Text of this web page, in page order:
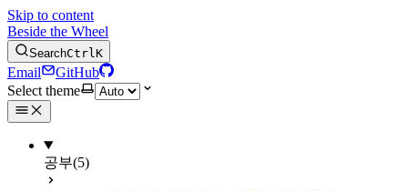
Skip to content
Beside the Wheel
SearchCtrlK
Email
GitHub
Select theme
공부(5)